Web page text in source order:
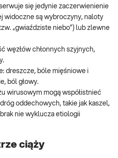
się jedynie zaczerwienienie
widoczne są wybroczyny, naloty
„gwiaździste niebo”) lub zlewne
węzłów chłonnych szyjnych,
dreszcze, bóle mięśniowe i
ból głowy.
wirusowym mogą współistnieć
oddechowych, takie jak kaszel,
nie wyklucza etiologii
ciąży